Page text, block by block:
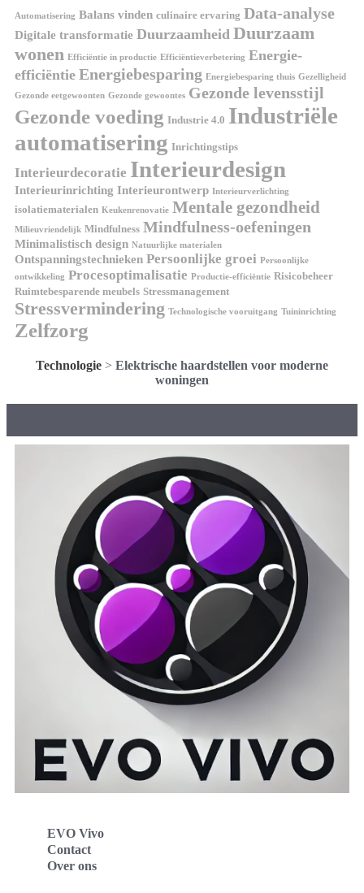
Automatisering Balans vinden culinaire ervaring Data-analyse
Digitale transformatie Duurzaamheid Duurzaam
wonen Efficiëntie in productie Efficiëntieverbetering Energie-
efficiëntie Energiebesparing Energiebesparing thuis Gezelligheid
Gezonde eetgewoonten Gezonde gewoontes Gezonde levensstijl
Gezonde voeding Industrie 4.0 Industriële
automatisering Inrichtingstips
Interieurdecoratie Interieurdesign
Interieurinrichting Interieurontwerp Interieurverlichting
isolatiematerialen Keukenrenovatie Mentale gezondheid
Milieuvriendelijk Mindfulness Mindfulness-oefeningen
Minimalistisch design Natuurlijke materialen
Ontspanningstechnieken Persoonlijke groei Persoonlijke
ontwikkeling Procesoptimalisatie Productie-efficiëntie Risicobeheer
Ruimtebesparende meubels Stressmanagement
Stressvermindering Technologische vooruitgang Tuininrichting
Zelfzorg
Technologie > Elektrische haardstellen voor moderne
woningen
EVO Vivo
Contact
Over ons